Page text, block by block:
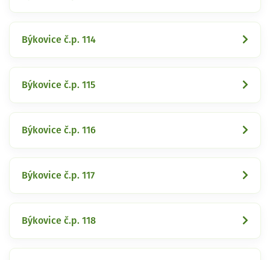
Býkovice č.p. 114
Býkovice č.p. 115
Býkovice č.p. 116
Býkovice č.p. 117
Býkovice č.p. 118